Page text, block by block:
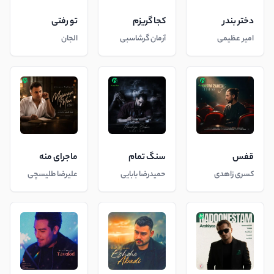
دختر بندر
امیر عظیمی
کجا گریزم
آرمان گرشاسبی
تو رفتی
الجان
قفس
کسری زاهدی
سنگ تمام
حمیدرضا بابایی
ماجرای منه
علیرضا طلیسچی